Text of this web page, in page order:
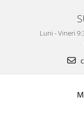
Luni - Vineri